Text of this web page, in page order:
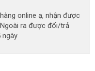
online ạ, nhận được
ra được đổi/trả
ngày